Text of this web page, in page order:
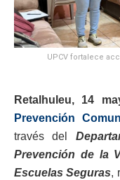
UPCV fortalece
Retalhuleu, 14
Prevención
través del
Prevención de la
Escuelas Seguras,